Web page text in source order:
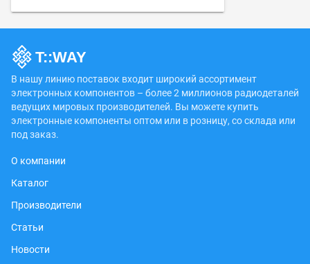
В нашу линию поставок входит широкий ассортимент
электронных компонентов – более 2 миллионов радиодеталей
ведущих мировых производителей. Вы можете купить
электронные компоненты оптом или в розницу, со склада или
под заказ.
О компании
Каталог
Производители
Статьи
Новости